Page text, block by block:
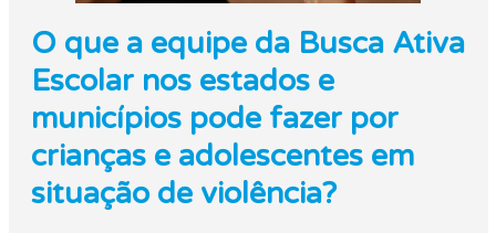
O que a equipe da Busca Ativa
Escolar nos estados e
municípios pode fazer por
crianças e adolescentes em
situação de violência?